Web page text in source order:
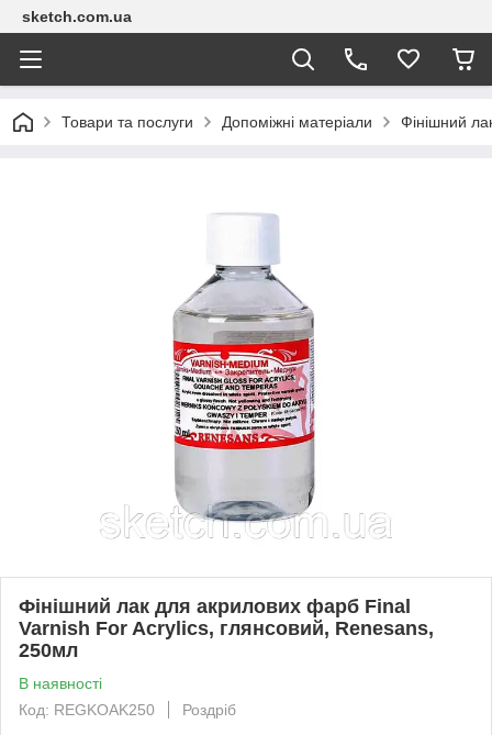
sketch.com.ua
Товари та послуги Допоміжні матеріали Фінішний
Фінішний лак для акрилових фарб Final
Varnish For Acrylics, глянсовий, Renesans,
250мл
В наявності
Код: REGKOAK250
Роздріб